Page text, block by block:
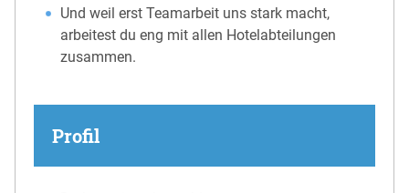
Und weil erst Teamarbeit uns stark macht,
arbeitest du eng mit allen Hotelabteilungen
zusammen.
Profil